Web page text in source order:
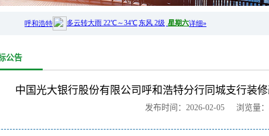
公告
中国光大银行股份有限公司呼和浩特分行同城支行装
发布时间：2026-02-05 浏览量：